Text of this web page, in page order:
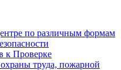
по различным формам
к Проверке
труда, пожарной